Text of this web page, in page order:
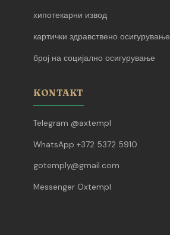
хипотекарни извод
картички здравствено осигурување
број на социјално осигурување
KONTAKT
Telegram @axtempl
WhatsApp +372 5372 5910
gotemply@gmail.com
Messenger Oxtempl